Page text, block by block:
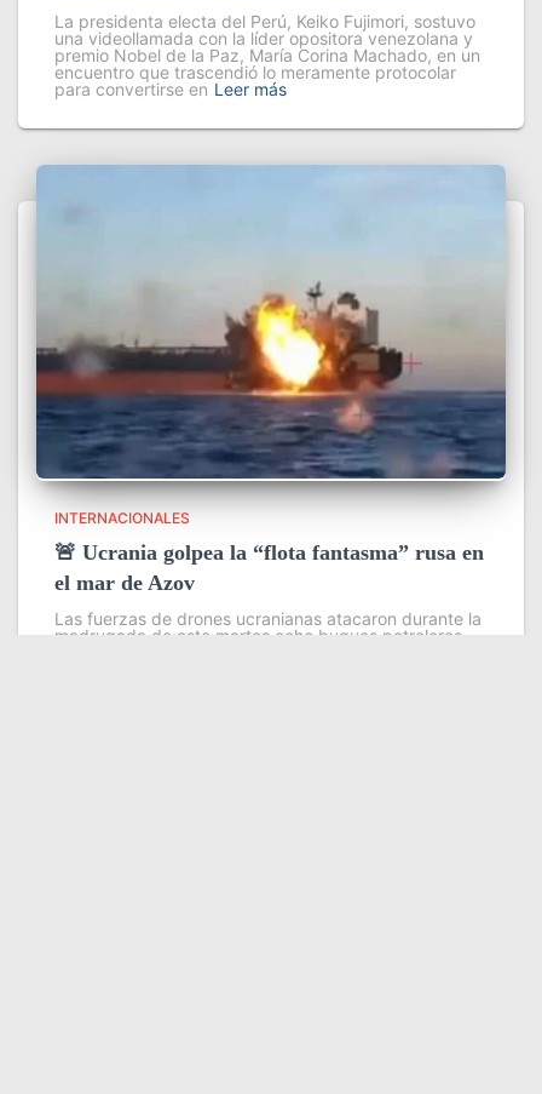
La presidenta electa del Perú, Keiko Fujimori, sostuvo
una videollamada con la líder opositora venezolana y
premio Nobel de la Paz, María Corina Machado, en un
encuentro que trascendió lo meramente protocolar
para convertirse en Leer más
INTERNACIONALES
🚨 Ucrania golpea la “flota fantasma” rusa en
el mar de Azov
Las fuerzas de drones ucranianas atacaron durante la
madrugada de este martes ocho buques petroleros